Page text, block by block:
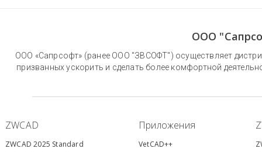
ООО
ООО «Сапрсофт» (ранее ООО "ЗВСОФТ") осуществляет
призванных ускорить и сделать более комфортной
ZWCAD Приложения
ZWCAD 2025 Standard
VetCAD++